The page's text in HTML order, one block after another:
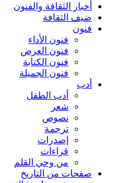
أخبار الثقافة والفنون
ضيف الثقافة
فنون
فنون الأداء
فنون العرض
فنون الكتابة
فنون الجميلة
أدب
أدب الطفل
شعر
نصوص
ترجمة
إصدرات
قراءات
من وحي القلم
صفحات من التاريخ